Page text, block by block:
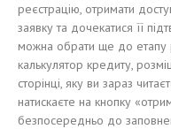
реєстрацію, отримати
заявку та дочекатися її
можна обрати ще до етапу
калькулятор кредиту,
сторінці, яку ви зараз
натискаєте на кнопку
безпосередньо до